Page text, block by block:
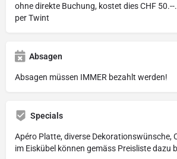
ohne direkte Buchung, kostet dies CHF
per Twint
Absagen
Absagen müssen IMMER bezahlt werden!
Specials
Apéro Platte, diverse Dekorationswünsche,
im Eiskübel können gemäss Preisliste dazu